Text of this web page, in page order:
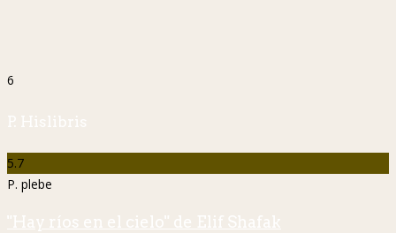
6
P. Hislibris
5.7
P. plebe
"Hay ríos en el cielo" de Elif Shafak